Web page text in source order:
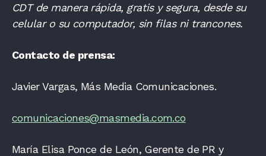
CDT de manera rápida, gratis y segura, desde su
celular o su computador, sin filas ni trancones.
Contacto de prensa:
Javier Vargas, Más Media Comunicaciones.
comunicaciones@masmedia.com.co
María Elisa Ponce de León, Gerente de PR y